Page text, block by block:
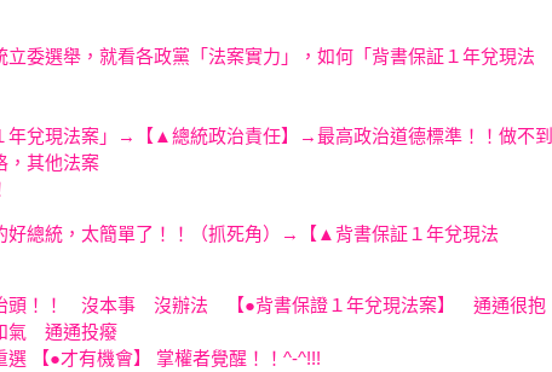
委選舉，就看各政黨「法案實力」，如何「背書保証１年兌現法
年兌現法案」→【▲總統政治責任】→最高政治道德標準！！做不到
，其他法案
！！
好總統，太簡單了！！（抓死角）→【▲背書保証１年兌現法
頭！！ 沒本事 沒辦法 【●背書保證１年兌現法案】 通通很抱
氣 通通投癈
重選 【●才有機會】 掌權者覺醒！！^-^!!!